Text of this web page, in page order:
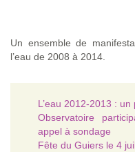
Un ensemble de
l’eau de 2008 à 2014.
L’eau 2012-2013 :
Observatoire
appel à sondage
Fête du Guiers le 4